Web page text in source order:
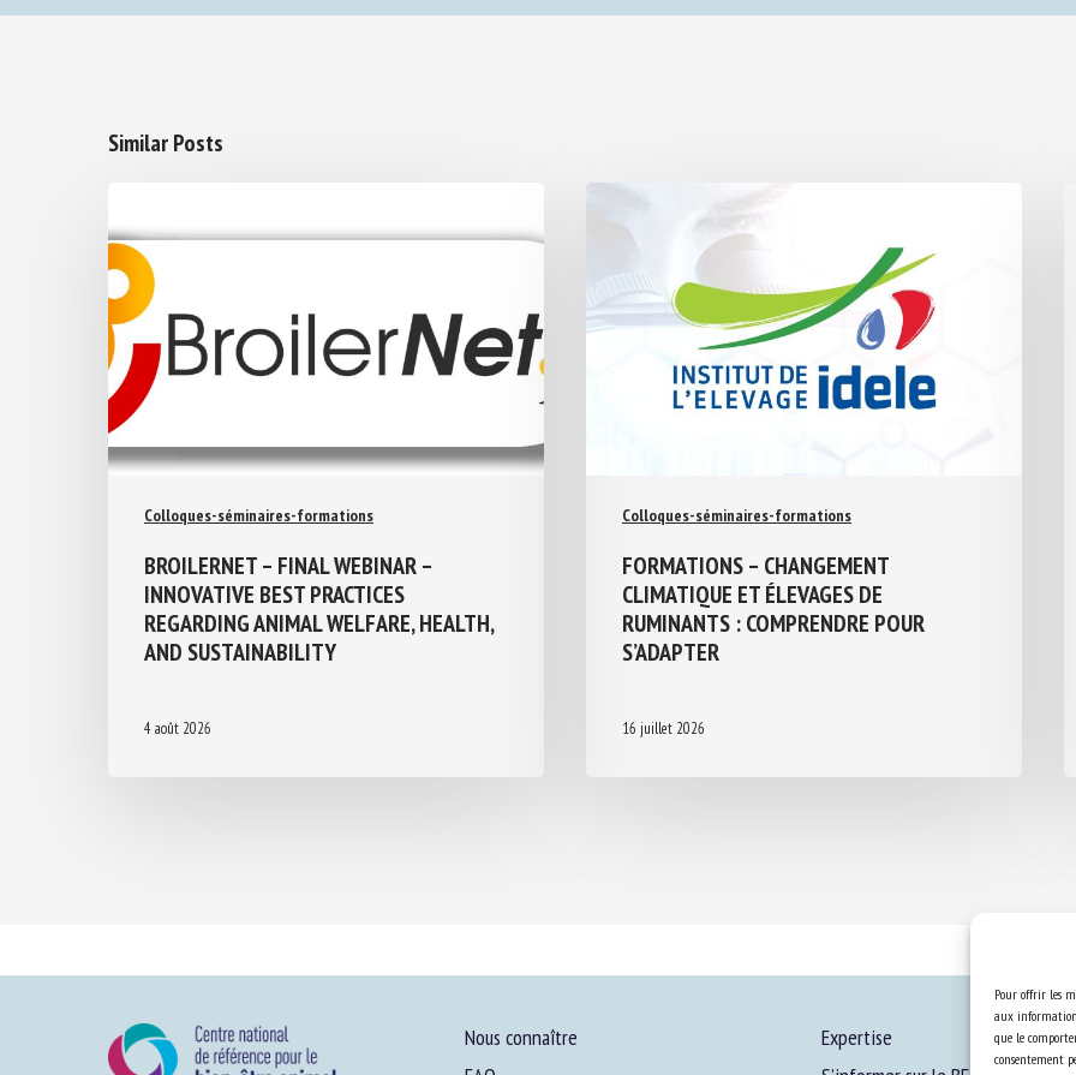
Pour offrir les
aux
que le
consentement
Similar Posts
Colloques-séminaires-formations
BROILERNET – FINAL WEBINAR –
INNOVATIVE BEST PRACTICES
REGARDING ANIMAL WELFARE, HEALTH,
AND SUSTAINABILITY
4 août 2026
Colloques-séminaires-formations
FORMATIONS – CHANGEMENT
CLIMATIQUE ET ÉLEVAGES DE
RUMINANTS : COMPRENDRE POUR
S’ADAPTER
16 juillet 2026
Nous connaître
Expertise